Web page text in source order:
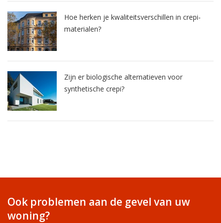
Hoe herken je kwaliteitsverschillen in crepi-
materialen?
Zijn er biologische alternatieven voor
synthetische crepi?
Ook problemen aan de gevel van uw
woning?